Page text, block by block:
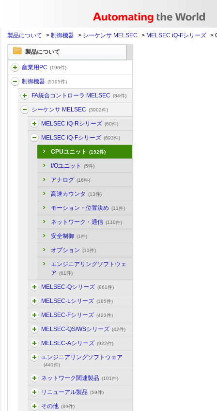
製品について > 制御機器 > シーケンサ MELSEC > MELSEC iQ-Fシリーズ >
製品について
産業用PC (190件)
制御機器 (5195件)
FA統合コントローラ MELSEC (84件)
シーケンサ MELSEC (3902件)
MELSEC iQ-Rシリーズ (60件)
MELSEC iQ-Fシリーズ (693件)
CPUユニット (192件)
I/Oユニット (5件)
アナログ (16件)
高速カウンタ (13件)
モーション・位置決め (11件)
ネットワーク・通信 (110件)
安全制御 (1件)
オプション (11件)
エンジニアリングソフトウェ
ア (61件)
MELSEC-Qシリーズ (861件)
MELSEC-Lシリーズ (185件)
MELSEC-Fシリーズ (423件)
MELSEC-QS/WSシリーズ (42件)
MELSEC-Aシリーズ (922件)
エンジニアリングソフトウェア
(441件)
ネットワーク関連製品 (101件)
リニューアル製品 (59件)
その他 (39件)